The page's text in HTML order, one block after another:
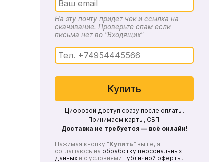
На эту почту придёт чек и ссылка на
скачивание. Проверьте спам если
письма нет во "Входящих"
Купить
Цифровой доступ сразу после оплаты.
Принимаем карты, СБП.
Доставка не требуется — всё онлайн!
Нажимая кнопку "Купить" выше, я
соглашаюсь на обработку персональных
данных и с условиями публичной оферты.